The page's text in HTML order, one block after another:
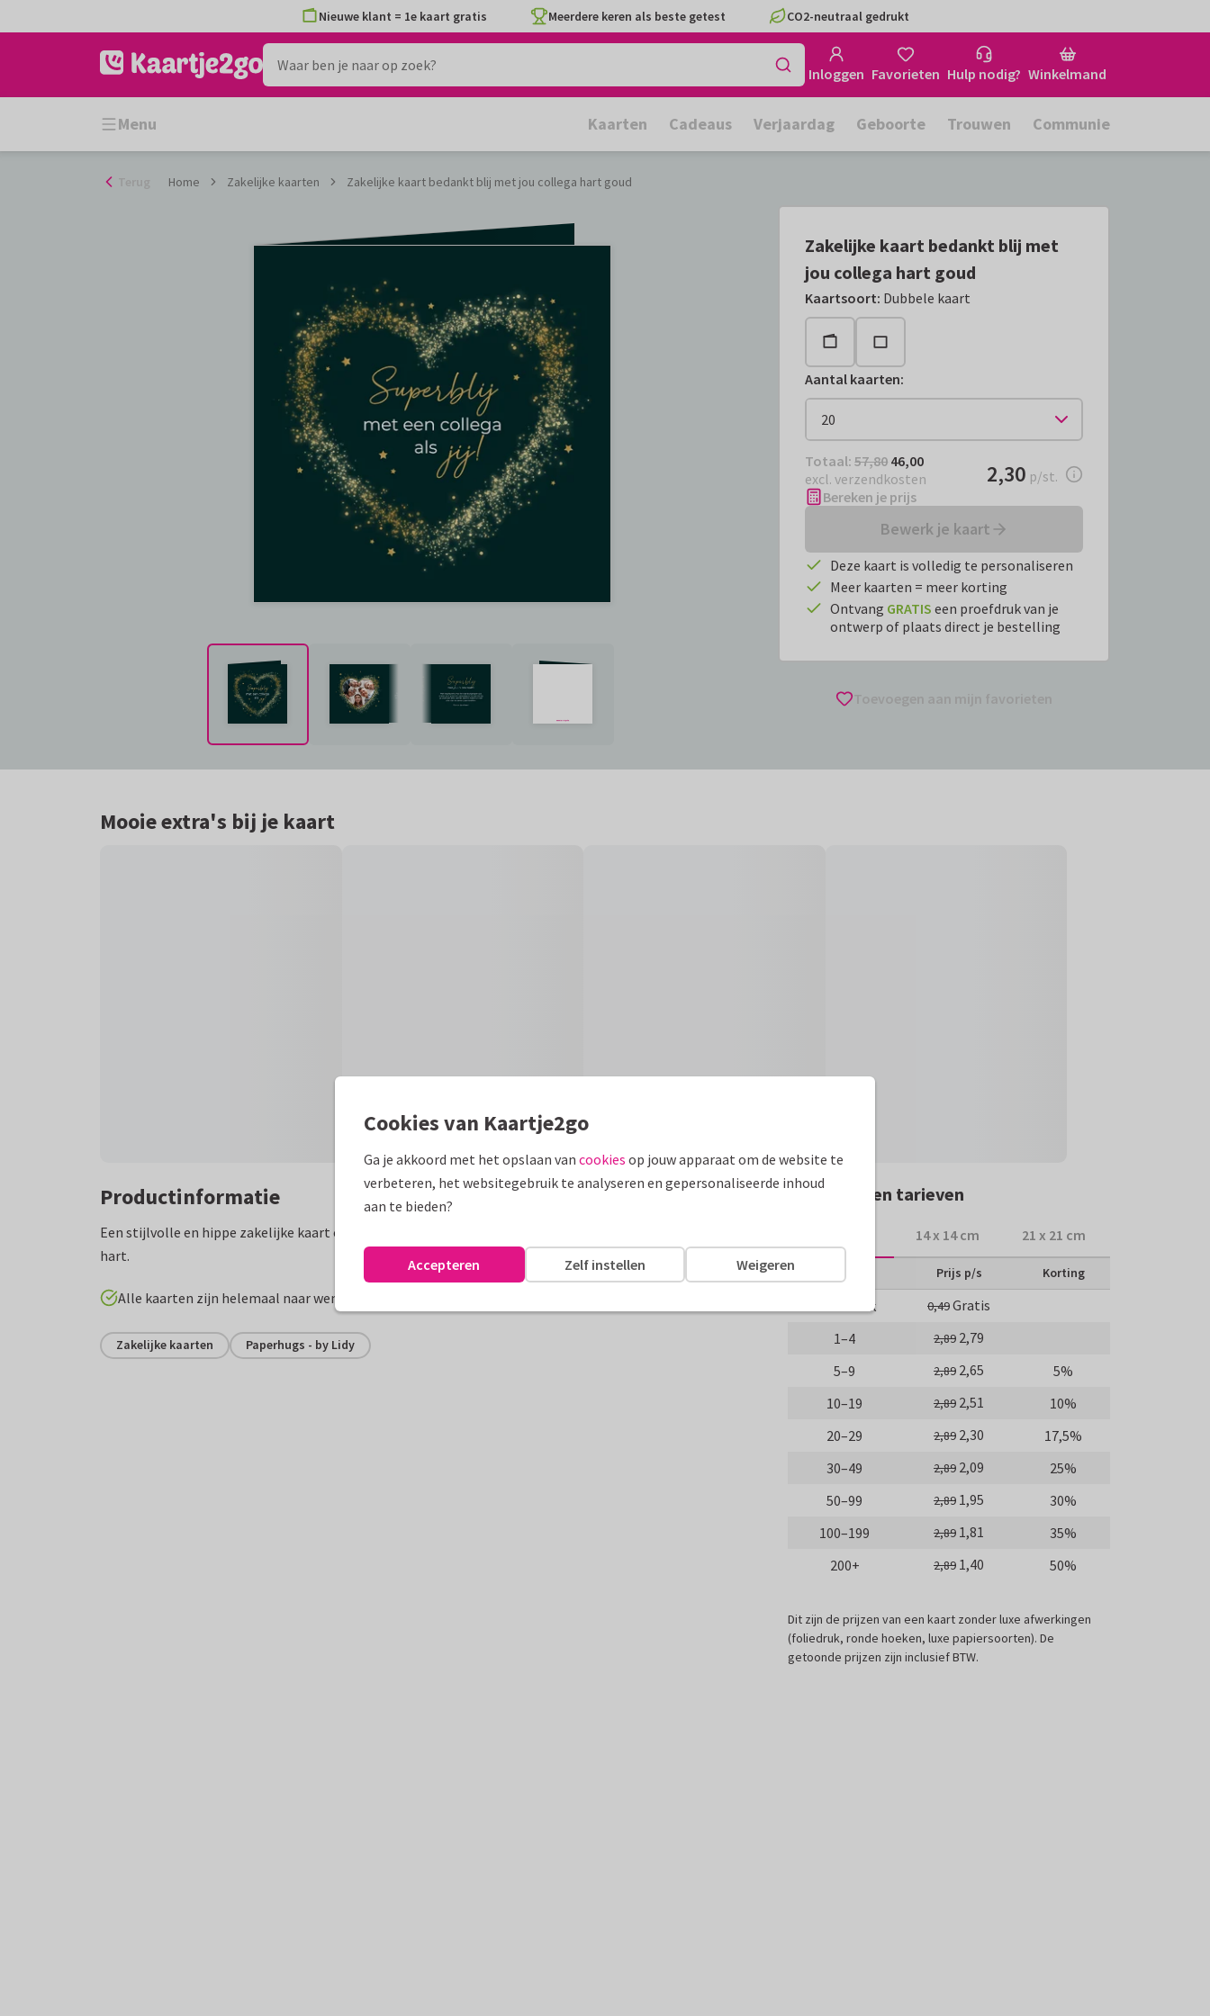
naar
Nieuwe klant = 1e kaart gratis Meerdere keren als beste getest CO2-neutraal gedrukt
Inloggen Favorieten Hulp nodig? Winkelmand
Menu Kaarten Cadeaus Verjaardag Geboorte Trouwen Communie
Home Zakelijke kaarten Zakelijke kaart bedankt blij met jou collega hart goud
Zakelijke kaart bedankt blij met
jou collega hart goud
Kaartsoort: Dubbele kaart
Aantal kaarten:
Totaal: € 46,00
Totaal: 57,80 46,00
excl. verzendkosten
€ 2,30per stuk
2,30 p/st.
Bereken je prijs
Bewerk je kaart
Deze kaart is volledig te personaliseren
Meer kaarten = meer korting
Ontvang GRATIS een proefdruk van je
ontwerp of plaats direct je bestelling
Mooie extra's bij je kaart
Productinformatie
Een stijlvolle en hippe zakelijke kaart om een collega te bedanken. Met gouden
hart.
Alle kaarten zijn helemaal naar wens aan te passen
Zakelijke kaarten Paperhugs - by Lidy
Formaten en tarieven
14 x 14 cm 21 x 21 cm
Prijs p/s Korting
Proefdruk 0,49Gratis
1–4
2,89 2,79
5–9
2,89 2,65
5%
10–19
2,89 2,51
10%
20–29
2,89 2,30
17,5%
30–49
2,89 2,09
25%
50–99
2,89 1,95
30%
100–199
2,89 1,81
35%
200+
2,89 1,40 50%
Dit zijn de prijzen van een kaart zonder luxe afwerkingen
(foliedruk, ronde hoeken, luxe papiersoorten). De
getoonde prijzen zijn inclusief BTW.
Cookies van Kaartje2go
Ga je akkoord met het opslaan van cookies op jouw apparaat om de website te
verbeteren, het websitegebruik te analyseren en gepersonaliseerde inhoud
aan te bieden?
Weigeren
Zelf instellen
Accepteren